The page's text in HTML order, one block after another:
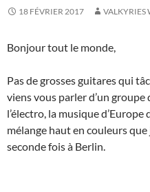
18 FÉVRIER 2017 VALKYRIES
Bonjour tout le monde,
Pas de grosses guitares qui
viens vous parler d’un
l’électro, la musique d’Europe
mélange haut en couleurs
seconde fois à Berlin.